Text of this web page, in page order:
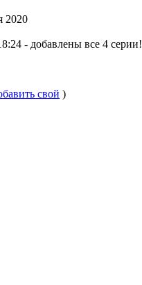
2020
- добавлены все 4 серии!
свой )